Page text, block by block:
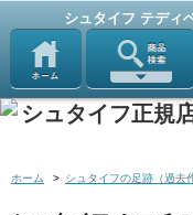
シュタイフ テディ
ホーム > シュタイフの足跡（過去